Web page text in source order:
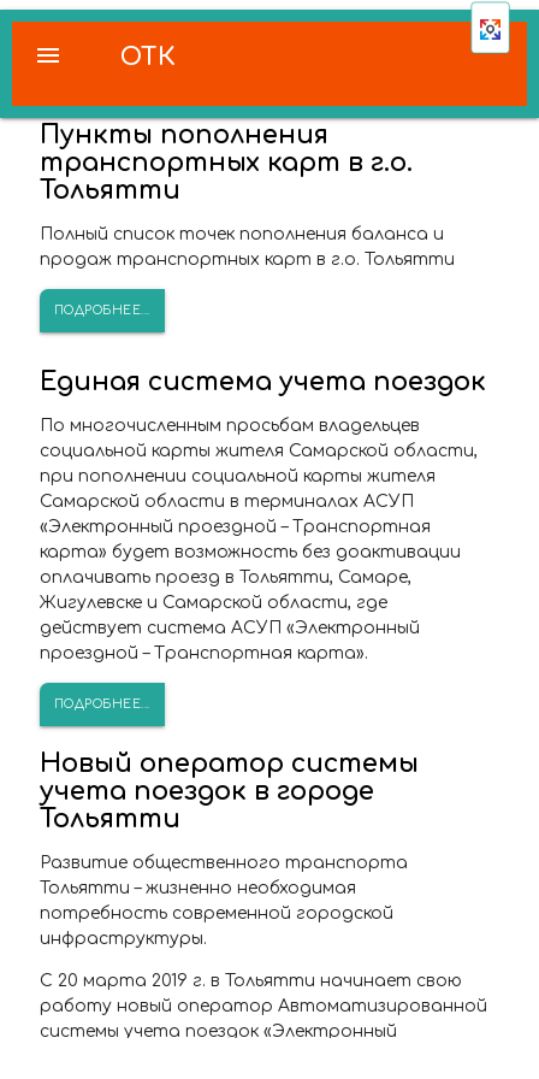
ОТК
menu
Пункты пополнения
транспортных карт в г.о.
Тольятти
Полный список точек пополнения баланса и
продаж транспортных карт в г.о. Тольятти
ПОДРОБНЕЕ...
Единая система учета поездок
По многочисленным просьбам владельцев
социальной карты жителя Самарской области,
при пополнении социальной карты жителя
Самарской области в терминалах АСУП
«Электронный проездной – Транспортная
карта» будет возможность без доактивации
оплачивать проезд в Тольятти, Самаре,
Жигулевске и Самарской области, где
действует система АСУП «Электронный
проездной – Транспортная карта».
ПОДРОБНЕЕ...
Новый оператор системы
учета поездок в городе
Тольятти
Развитие общественного транспорта
Тольятти – жизненно необходимая
потребность современной городской
инфраструктуры.
С 20 марта 2019 г. в Тольятти начинает свою
работу новый оператор Автоматизированной
системы учета поездок «Электронный